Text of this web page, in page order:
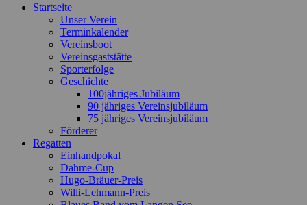
oben
Startseite
Unser Verein
Terminkalender
Vereinsboot
Vereinsgaststätte
Sporterfolge
Geschichte
100jähriges Jubiläum
90 jähriges Vereinsjubiläum
75 jähriges Vereinsjubiläum
Förderer
Regatten
Einhandpokal
Dahme-Cup
Hugo-Bräuer-Preis
Willi-Lehmann-Preis